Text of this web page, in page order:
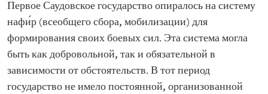
Первое Саудовское государство опиралось на систему
нафи́р (всеобщего сбора, мобилизации) для
формирования своих боевых сил. Эта система могла
быть как добровольной, так и обязательной в
зависимости от обстоятельств. В тот период
государство не имело постоянной, организованной